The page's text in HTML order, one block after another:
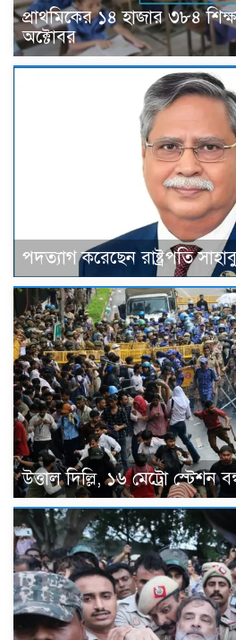
প্রাথমিকের ১৪ হাজার ৩৮৪
অক্টোবর
পদত্যাগ করেছেন রাষ্ট্রপতি
উত্তাল দিল্লি, ১৬ মেট্রো স্টেশন